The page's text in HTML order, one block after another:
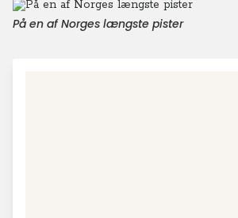
På en af Norges længste pister